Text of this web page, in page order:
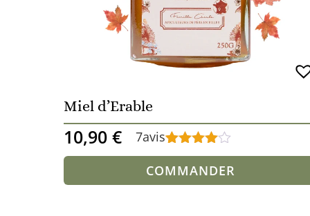
Miel d’Erable
10,90 € 7avis
Noté4.71
sur 5
7
COMMANDER